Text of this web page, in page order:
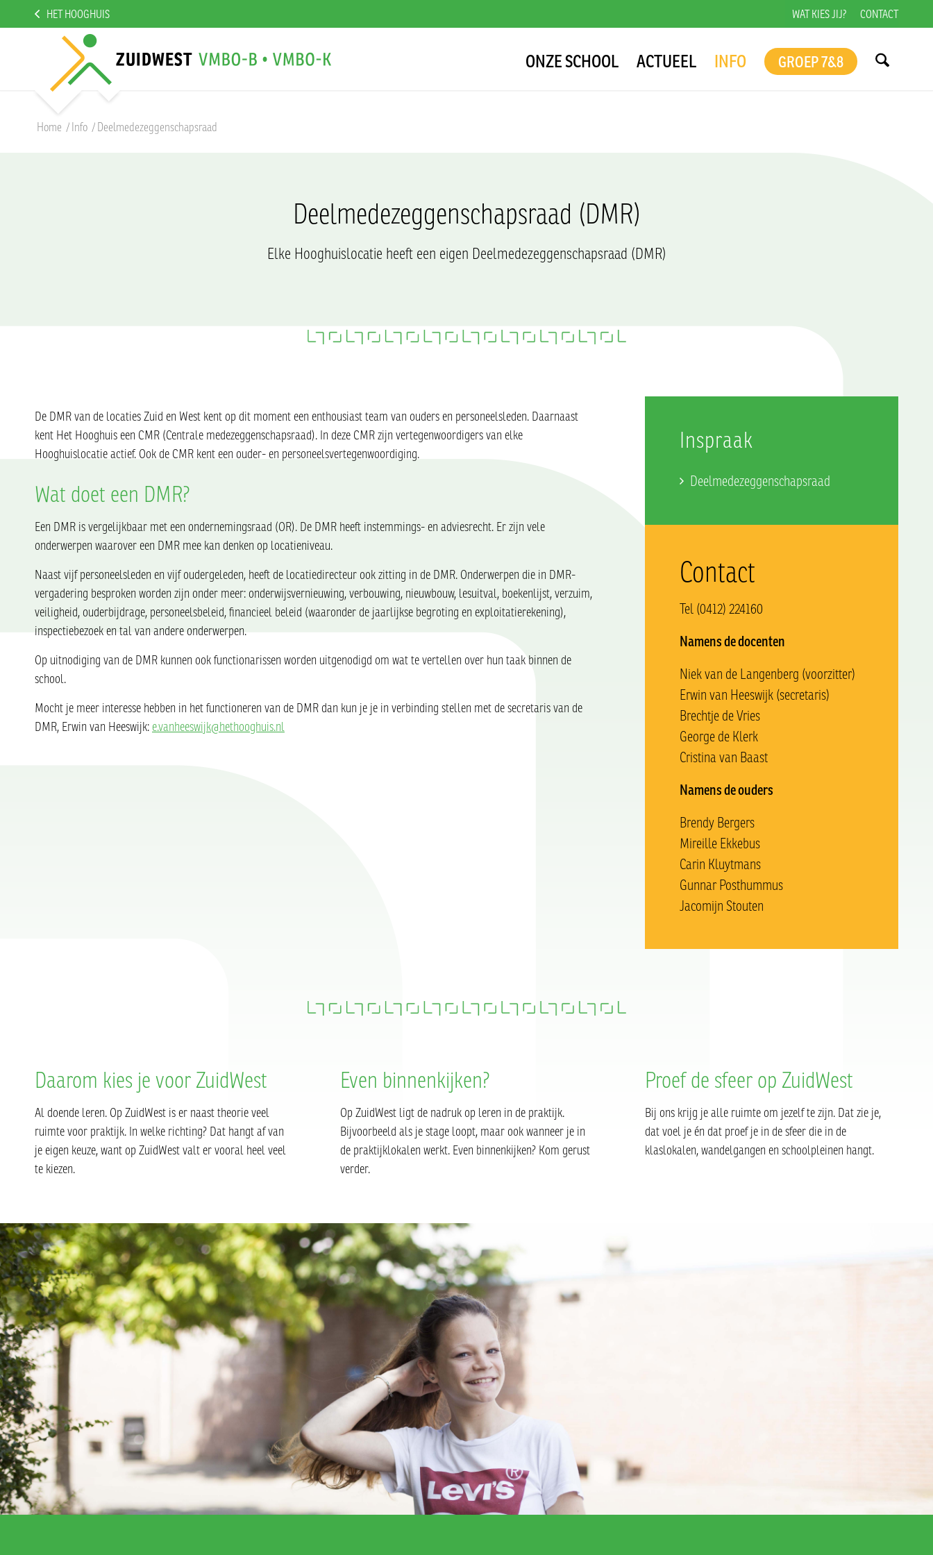
WAT KIES JIJ? CONTACT
HET HOOGHUIS
ONZE SCHOOL ACTUEEL INFO GROEP 7&8
Home /Info /Deelmedezeggenschapsraad
Deelmedezeggenschapsraad (DMR)
Elke Hooghuislocatie heeft een eigen Deelmedezeggenschapsraad (DMR)
De DMR van de locaties Zuid en West kent op dit moment een enthousiast team van ouders en personeelsleden. Daarnaast
kent Het Hooghuis een CMR (Centrale medezeggenschapsraad). In deze CMR zijn vertegenwoordigers van elke
Hooghuislocatie actief. Ook de CMR kent een ouder- en personeelsvertegenwoordiging.
Wat doet een DMR?
Een DMR is vergelijkbaar met een ondernemingsraad (OR). De DMR heeft instemmings- en adviesrecht. Er zijn vele
onderwerpen waarover een DMR mee kan denken op locatieniveau.
Naast vijf personeelsleden en vijf oudergeleden, heeft de locatiedirecteur ook zitting in de DMR. Onderwerpen die in DMR-
vergadering besproken worden zijn onder meer: onderwijsvernieuwing, verbouwing, nieuwbouw, lesuitval, boekenlijst, verzuim,
veiligheid, ouderbijdrage, personeelsbeleid, financieel beleid (waaronder de jaarlijkse begroting en exploitatierekening),
inspectiebezoek en tal van andere onderwerpen.
Op uitnodiging van de DMR kunnen ook functionarissen worden uitgenodigd om wat te vertellen over hun taak binnen de
school.
Mocht je meer interesse hebben in het functioneren van de DMR dan kun je je in verbinding stellen met de secretaris van de
DMR, Erwin van Heeswijk: e.vanheeswijk@hethooghuis.nl
Inspraak
Deelmedezeggenschapsraad
Contact
Tel (0412) 224160
Namens de docenten
Niek van de Langenberg (voorzitter)
Erwin van Heeswijk (secretaris)
Brechtje de Vries
George de Klerk
Cristina van Baast
Namens de ouders
Brendy Bergers
Mireille Ekkebus
Carin Kluytmans
Gunnar Posthummus
Jacomijn Stouten
Daarom kies je voor ZuidWest
Al doende leren. Op ZuidWest is er naast theorie veel
ruimte voor praktijk. In welke richting? Dat hangt af van
je eigen keuze, want op ZuidWest valt er vooral heel veel
te kiezen.
Even binnenkijken?
Op ZuidWest ligt de nadruk op leren in de praktijk.
Bijvoorbeeld als je stage loopt, maar ook wanneer je in
de praktijklokalen werkt. Even binnenkijken? Kom gerust
verder.
Proef de sfeer op ZuidWest
Bij ons krijg je alle ruimte om jezelf te zijn. Dat zie je,
dat voel je én dat proef je in de sfeer die in de
klaslokalen, wandelgangen en schoolpleinen hangt.